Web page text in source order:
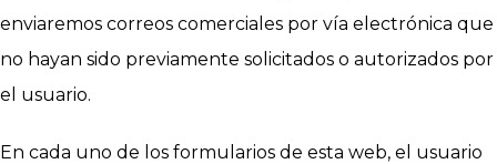
enviaremos correos comerciales por vía electrónica que
no hayan sido previamente solicitados o autorizados por
el usuario.
En cada uno de los formularios de esta web, el usuario